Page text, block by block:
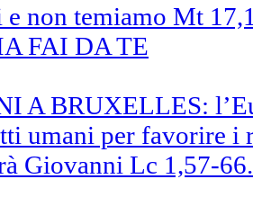
non temiamo Mt
FAI DA TE
A BRUXELLES:
umani per favorire i
Giovanni Lc 1,57-